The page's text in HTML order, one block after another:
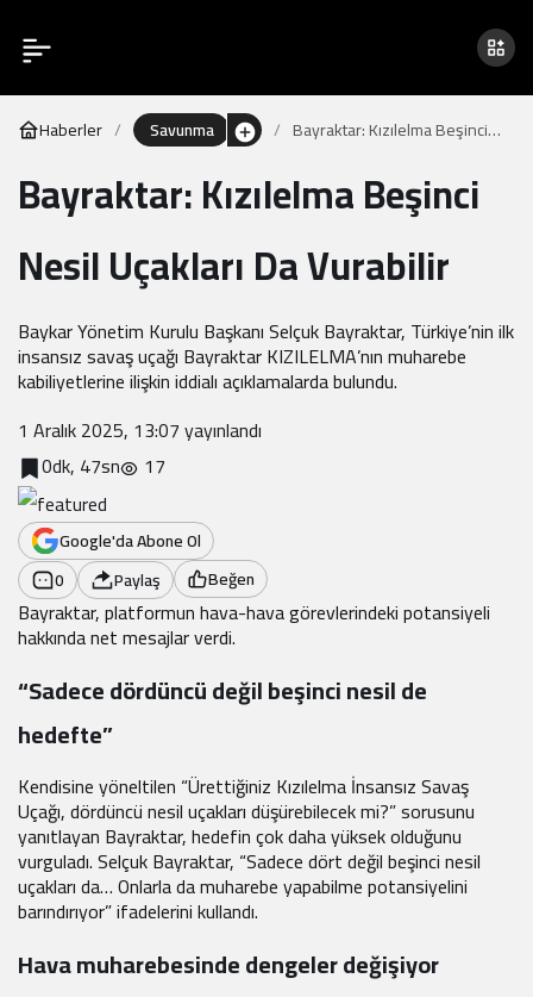
Haberler Savunma
Bayraktar: Kızılelma Beşinci
Bayraktar: Kızılelma Beşinci
Nesil Uçakları Da Vurabilir
Baykar Yönetim Kurulu Başkanı Selçuk Bayraktar, Türkiye’nin ilk
insansız savaş uçağı Bayraktar KIZILELMA’nın muharebe
kabiliyetlerine ilişkin iddialı açıklamalarda bulundu.
1 Aralık 2025, 13:07yayınlandı
0dk, 47sn
17
Google'da Abone Ol
0
Paylaş Beğen
Bayraktar, platformun hava-hava görevlerindeki potansiyeli
hakkında net mesajlar verdi.
“Sadece dördüncü değil beşinci nesil de
hedefte”
Kendisine yöneltilen “Ürettiğiniz Kızılelma İnsansız Savaş
Uçağı, dördüncü nesil uçakları düşürebilecek mi?” sorusunu
yanıtlayan Bayraktar, hedefin çok daha yüksek olduğunu
vurguladı. Selçuk Bayraktar, “Sadece dört değil beşinci nesil
uçakları da… Onlarla da muharebe yapabilme potansiyelini
barındırıyor” ifadelerini kullandı.
Hava muharebesinde dengeler değişiyor